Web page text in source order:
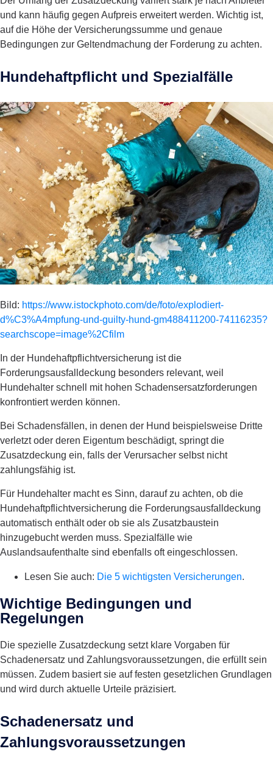
und kann häufig gegen Aufpreis erweitert werden. Wichtig ist,
auf die Höhe der Versicherungssumme und genaue
Bedingungen zur Geltendmachung der Forderung zu achten.
Hundehaftpflicht und Spezialfälle
Bild: https://www.istockphoto.com/de/foto/explodiert-
d%C3%A4mpfung-und-guilty-hund-gm488411200-74116235?
searchscope=image%2Cfilm
In der Hundehaftpflichtversicherung ist die
Forderungsausfalldeckung besonders relevant, weil
Hundehalter schnell mit hohen Schadensersatzforderungen
konfrontiert werden können.
Bei Schadensfällen, in denen der Hund beispielsweise Dritte
verletzt oder deren Eigentum beschädigt, springt die
Zusatzdeckung ein, falls der Verursacher selbst nicht
zahlungsfähig ist.
Für Hundehalter macht es Sinn, darauf zu achten, ob die
Hundehaftpflichtversicherung die Forderungsausfalldeckung
automatisch enthält oder ob sie als Zusatzbaustein
hinzugebucht werden muss. Spezialfälle wie
Auslandsaufenthalte sind ebenfalls oft eingeschlossen.
Lesen Sie auch: Die 5 wichtigsten Versicherungen.
Wichtige Bedingungen und
Regelungen
Die spezielle Zusatzdeckung setzt klare Vorgaben für
Schadenersatz und Zahlungsvoraussetzungen, die erfüllt sein
müssen. Zudem basiert sie auf festen gesetzlichen Grundlagen
und wird durch aktuelle Urteile präzisiert.
Schadenersatz und
Zahlungsvoraussetzungen